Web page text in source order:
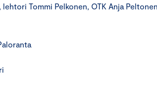
Tommi Pelkonen, OTK Anja Peltonen